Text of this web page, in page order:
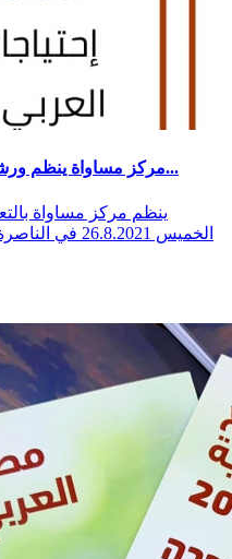
مركز مساواة ينظم ورشة عمل لبلورة المطالب من ميزانية...
ينظم مركز مساواة
الخميس